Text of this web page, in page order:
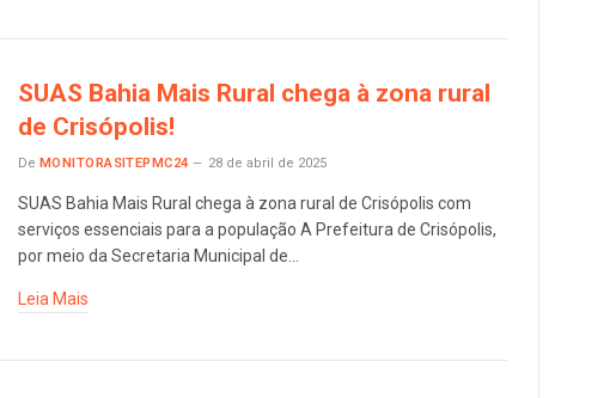
SUAS Bahia Mais Rural chega à zona rural
de Crisópolis!
De MONITORASITEPMC24 28 de abril de 2025
SUAS Bahia Mais Rural chega à zona rural de Crisópolis com
serviços essenciais para a população A Prefeitura de Crisópolis,
por meio da Secretaria Municipal de…
Leia Mais